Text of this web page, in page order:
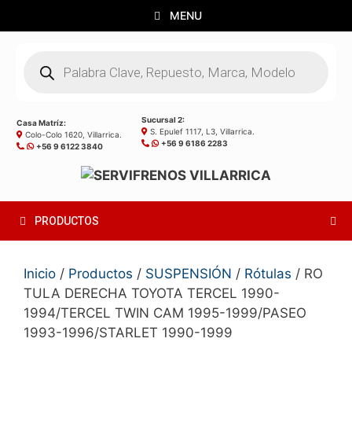
al
MENU
productos
Casa Matríz:
Colo-Colo 1620, Villarrica.
+56 9 6122 3840
Sucursal 2:
S. Epulef 1117, L3, Villarrica.
+56 9 6186 2283
PRODUCTOS
Inicio / Productos / SUSPENSIÓN / Rótulas / RO
TULA DERECHA TOYOTA TERCEL 1990-
1994/TERCEL TWIN CAM 1995-1999/PASEO
1993-1996/STARLET 1990-1999